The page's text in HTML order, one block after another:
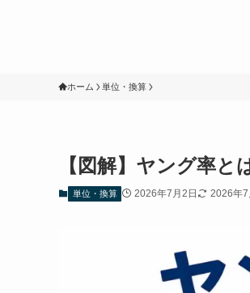
ホーム 単位・換算
【図解】ヤング率
単位・換算 2026年7月2日 2026年7